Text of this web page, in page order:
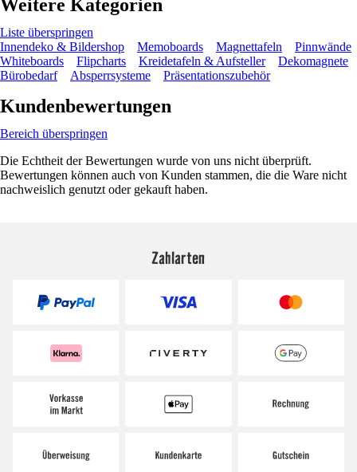
Weitere Kategorien
Liste überspringen
Innendeko & Bildershop
Memoboards Magnettafeln
Pinnwände
Whiteboards
Flipcharts Kreidetafeln & Aufsteller
Dekomagnete
Bürobedarf
Absperrsysteme Präsentationszubehör
Kundenbewertungen
Bereich überspringen
Die Echtheit der Bewertungen wurde von uns nicht überprüft.
Bewertungen können auch von Kunden stammen, die die Ware nicht
nachweislich genutzt oder gekauft haben.
Zahlarten